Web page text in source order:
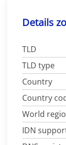
Details
TLD
TLD type
Country
Country
World
IDN